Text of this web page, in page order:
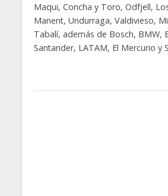
Maqui, Concha y Toro, Odfjell,
Manent, Undurraga, Valdivieso,
Tabalí, además de Bosch, BMW,
Santander, LATAM, El Mercurio y